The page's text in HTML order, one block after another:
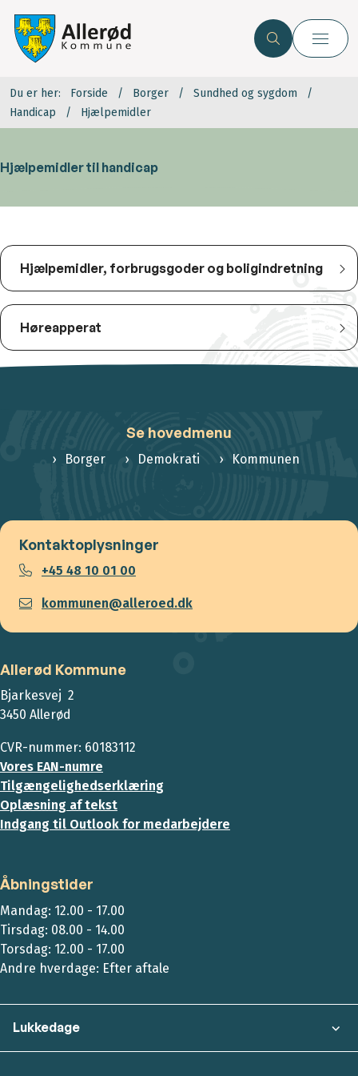
Du er her: Forside Borger
Sundhed og sygdom
Handicap
Hjælpemidler
Hjælpemidler til handicap
Hjælpemidler, forbrugsgoder og boligindretning
Høreapperat
Se hovedmenu
Borger Demokrati Kommunen
Kontaktoplysninger
+45 48 10 01 00
kommunen@alleroed.dk
Allerød Kommune
Bjarkesvej 2
3450 Allerød
CVR-nummer: 60183112
Vores EAN-numre
Tilgængelighedserklæring
Oplæsning af tekst
Indgang til Outlook for medarbejdere
Åbningstider
Mandag: 12.00 - 17.00
Tirsdag: 08.00 - 14.00
Torsdag: 12.00 - 17.00
Andre hverdage: Efter aftale
Lukkedage